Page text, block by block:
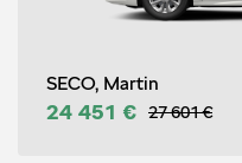
SECO, Martin
24 451 € 27 601 €